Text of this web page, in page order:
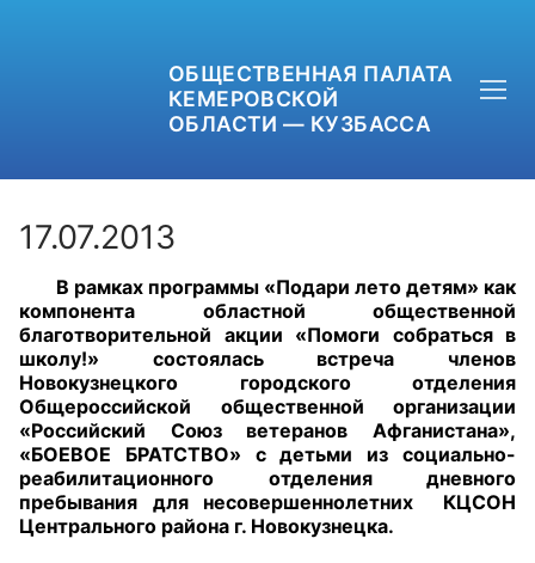
ОБЩЕСТВЕННАЯ ПАЛАТА
КЕМЕРОВСКОЙ
ОБЛАСТИ — КУЗБАССА
+7 (3842) 58-82-40
OPKO42@BK.RU
ОБРАТНАЯ СВЯЗЬ
17.07.2013
В рамках программы «Подари лето детям» как
компонента областной общественной
благотворительной акции «Помоги собраться в
школу!» состоялась встреча членов
Новокузнецкого городского отделения
Общероссийской общественной организации
«Российский Союз ветеранов Афганистана»,
«БОЕВОЕ БРАТСТВО» с детьми из социально-
реабилитационного отделения дневного
пребывания для несовершеннолетних КЦСОН
Центрального района г. Новокузнецка.